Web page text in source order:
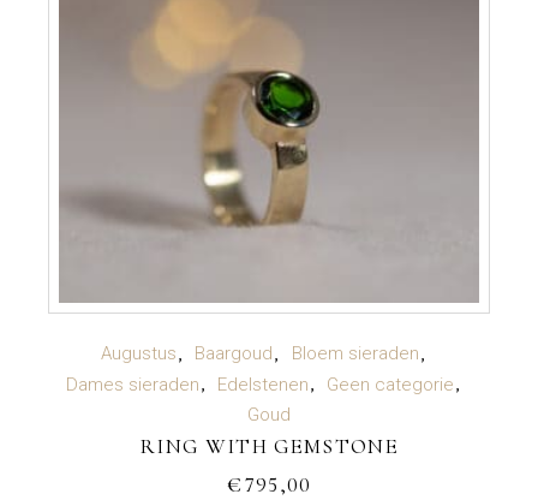
TOEVOEGEN AAN WINKELWAGEN
Augustus Baargoud
Bloem sieraden
Dames sieraden
Edelstenen
Geen categorie
Goud
RING WITH GEMSTONE
€795,00